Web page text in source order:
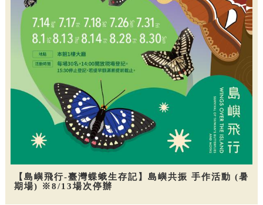
【島嶼飛行-臺灣蝶蛾生存記】島嶼共振 手作活動 (暑
期場) ※8/13場次停辦